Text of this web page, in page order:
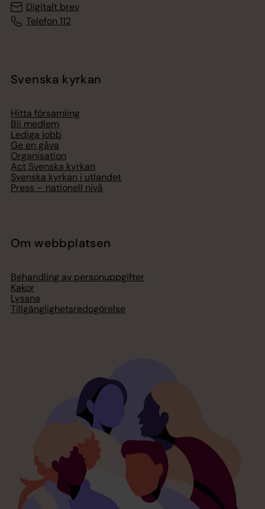
Digitalt brev
Telefon 112
Svenska kyrkan
Hitta församling
Bli medlem
Lediga jobb
Ge en gåva
Organisation
Act Svenska kyrkan
Svenska kyrkan i utlandet
Press – nationell nivå
Om webbplatsen
Behandling av personuppgifter
Kakor
Lyssna
Tillgänglighetsredogörelse